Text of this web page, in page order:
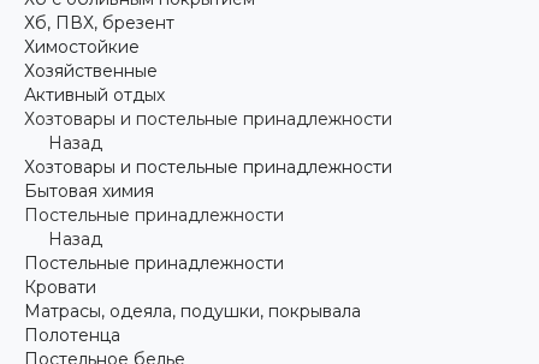
Хб, ПВХ, брезент
Химостойкие
Хозяйственные
Активный отдых
Хозтовары и постельные принадлежности
Назад
Хозтовары и постельные принадлежности
Бытовая химия
Постельные принадлежности
Назад
Постельные принадлежности
Кровати
Матрасы, одеяла, подушки, покрывала
Полотенца
Постельное белье